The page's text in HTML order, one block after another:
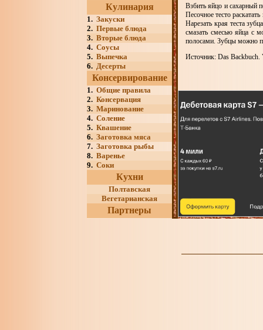
Кулинария
1. Закуски
2. Первые блюда
3. Вторые блюда
4. Соусы
5. Выпечка
6. Десерты
Консервирование
1. Общие правила
2. Консервация
3. Маринование
4. Соление
5. Квашение
6. Заготовка мяса
7. Заготовка рыбы
8. Варенье
9. Соки
Кухни
Полтавская
Вегетарианская
Партнеры
Взбить яйцо и сахарный
Песочное тесто
Нарезать края теста
смазать смесью яйца с
полосами. Зубцы можно
Источник: Das Backbuch.